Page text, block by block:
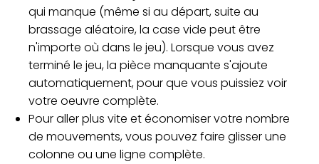
qui manque (même si au départ, suite au
brassage aléatoire, la case vide peut être
n'importe où dans le jeu). Lorsque vous avez
terminé le jeu, la pièce manquante s'ajoute
automatiquement, pour que vous puissiez voir
votre oeuvre complète.
Pour aller plus vite et économiser votre nombre
de mouvements, vous pouvez faire glisser une
colonne ou une ligne complète.